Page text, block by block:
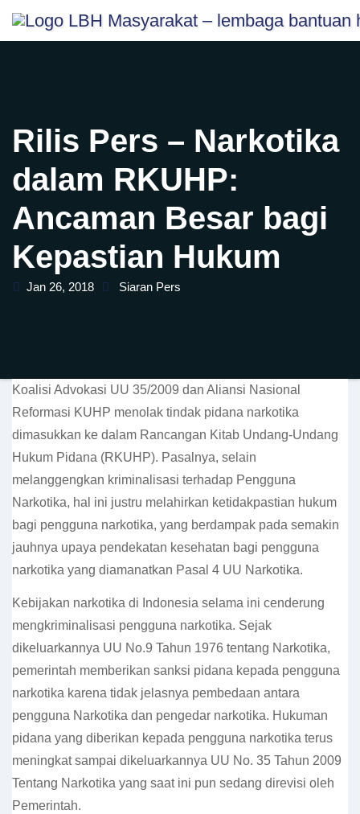
content
Skip
Rilis Pers – Narkotika
dalam RKUHP:
Ancaman Besar bagi
Kepastian Hukum
Jan 26, 2018 Siaran Pers
Koalisi Advokasi UU 35/2009 dan Aliansi Nasional
Reformasi KUHP menolak tindak pidana narkotika
dimasukkan ke dalam Rancangan Kitab Undang-Undang
Hukum Pidana (RKUHP). Pasalnya, selain
melanggengkan kriminalisasi terhadap Pengguna
Narkotika, hal ini justru melahirkan ketidakpastian hukum
bagi pengguna narkotika, yang berdampak pada semakin
jauhnya upaya pendekatan kesehatan bagi pengguna
narkotika yang diamanatkan Pasal 4 UU Narkotika.
Kebijakan narkotika di Indonesia selama ini cenderung
mengkriminalisasi pengguna narkotika. Sejak
dikeluarkannya UU No.9 Tahun 1976 tentang Narkotika,
pemerintah memberikan sanksi pidana kepada pengguna
narkotika karena tidak jelasnya pembedaan antara
pengguna Narkotika dan pengedar narkotika. Hukuman
pidana yang diberikan kepada pengguna narkotika terus
meningkat sampai dikeluarkannya UU No. 35 Tahun 2009
Tentang Narkotika yang saat ini pun sedang direvisi oleh
Pemerintah.